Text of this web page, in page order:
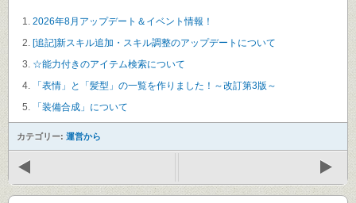
2026年8月アップデート＆イベント情報！
[追記]新スキル追加・スキル調整のアップデートについて
☆能力付きのアイテム検索について
「表情」と「髪型」の一覧を作りました！～改訂第3版～
「装備合成」について
カテゴリー: 運営から